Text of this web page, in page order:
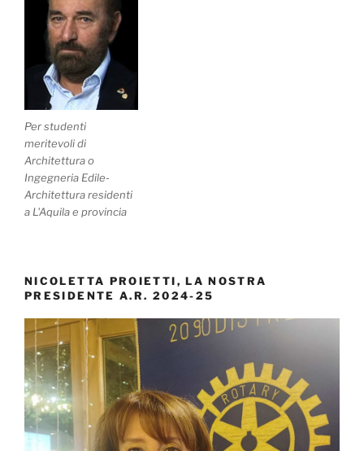
Per studenti
meritevoli di
Architettura o
Ingegneria Edile-
Architettura residenti
a L'Aquila e provincia
NICOLETTA PROIETTI, LA NOSTRA
PRESIDENTE A.R. 2024-25